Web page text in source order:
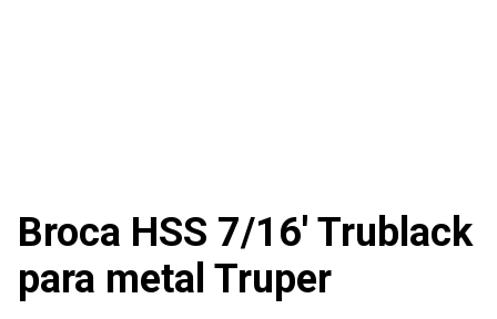
Broca HSS 7/16′ Trublack
para metal Truper